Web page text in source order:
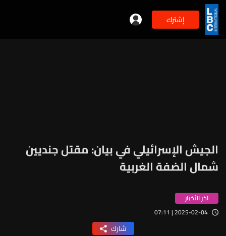
إشترك
الجيش الإسرائيلي في بيان: مقتل جنديين
شمال الضفة الغربية
آخر الأخبار
2025-02-04 | 07:11
شارك